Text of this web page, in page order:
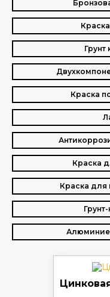
Грунт
Краска
Краска
Краска для